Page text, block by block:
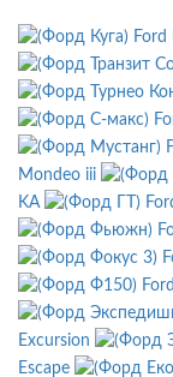
Ford
Mondeo iii
KA
Excursion
Escape